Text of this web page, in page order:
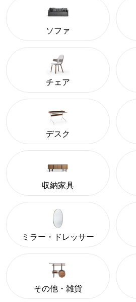
ソファ
チェア
デスク
収納家具
ミラー・ドレッサー
その他・雑貨